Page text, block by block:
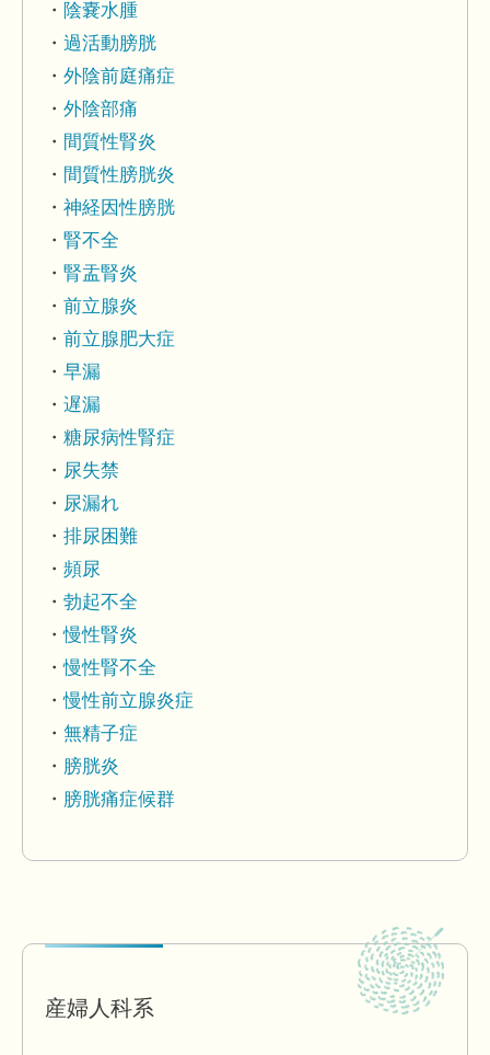
陰嚢水腫
過活動膀胱
外陰前庭痛症
外陰部痛
間質性腎炎
間質性膀胱炎
神経因性膀胱
腎不全
腎盂腎炎
前立腺炎
前立腺肥大症
早漏
遅漏
糖尿病性腎症
尿失禁
尿漏れ
排尿困難
頻尿
勃起不全
慢性腎炎
慢性腎不全
慢性前立腺炎症
無精子症
膀胱炎
膀胱痛症候群
産婦人科系